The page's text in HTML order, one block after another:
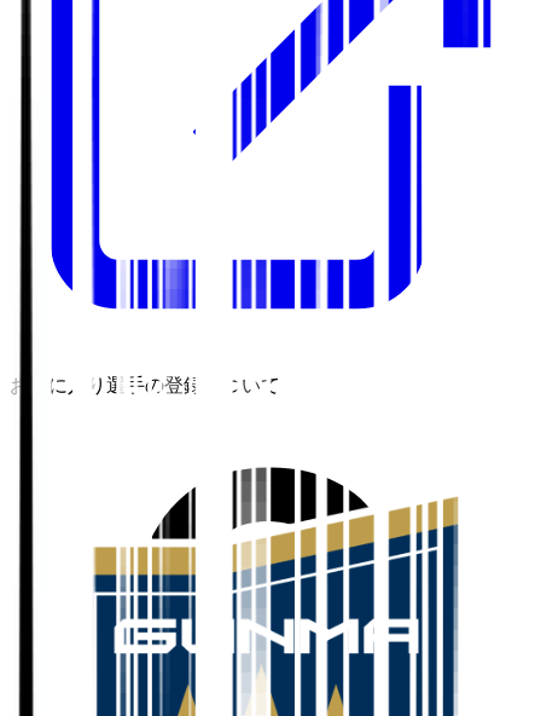
お気に入り選手の登録について